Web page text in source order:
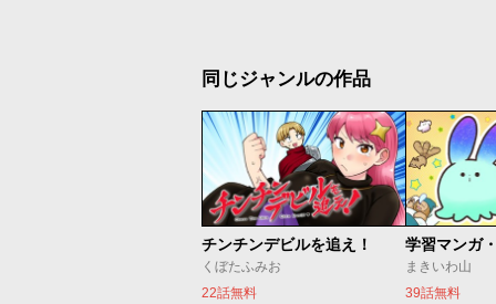
同じジャンルの作品
チンチンデビルを追え！
くぼたふみお
22話無料
まきいわ山
39話無料